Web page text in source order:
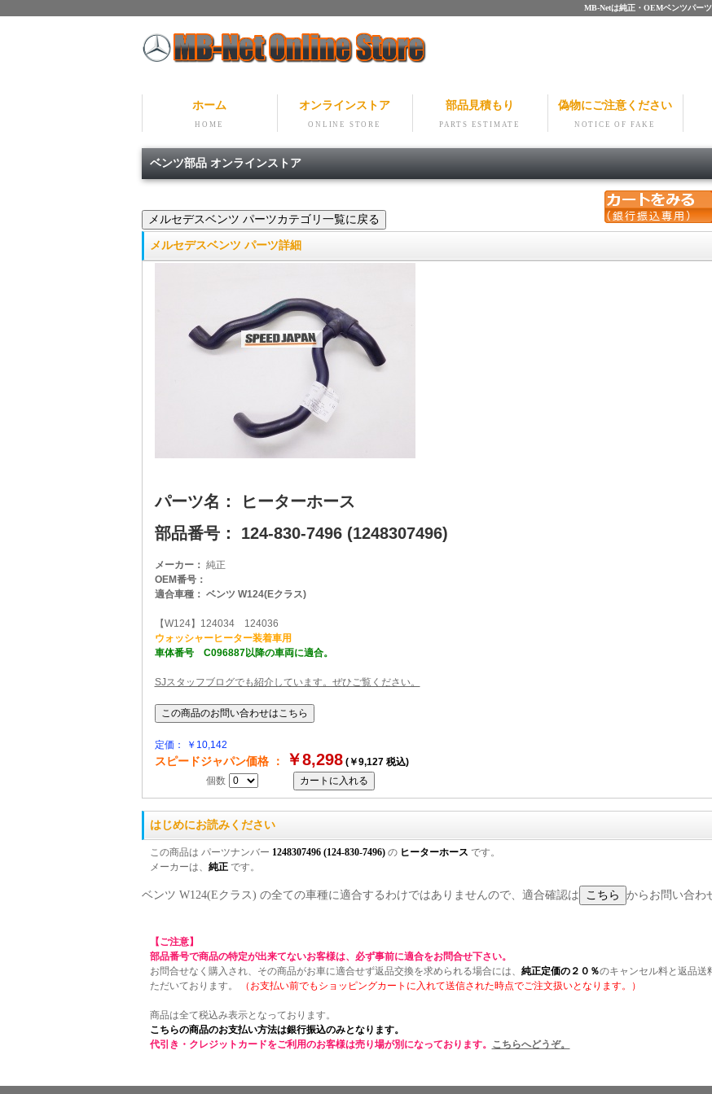
MB-Netは純正・OEMベンツパー
ホーム
HOME
オンラインストア
ONLINE STORE
部品見積もり
PARTS ESTIMATE
偽物にご注意ください
NOTICE OF FAKE
ベンツ部品 オンラインストア
メルセデスベンツ パーツ詳細
パーツ名： ヒーターホース
部品番号： 124-830-7496 (1248307496)
メーカー： 純正
OEM番号：
適合車種： ベンツ W124(Eクラス)
【W124】124034 124036
ウォッシャーヒーター装着車用
車体番号 C096887以降の車両に適合。
SJスタッフブログでも紹介しています。ぜひご覧ください。
定価： ￥10,142
スピードジャパン価格 ： ￥8,298(￥9,127 税込)
個数
はじめにお読みください
この商品は パーツナンバー 1248307496 (124-830-7496)の ヒーターホース です。
メーカーは、 純正です。
ベンツ W124(Eクラス) の全ての車種に適合するわけではありませんので、適合確認は からお問い合わ
【ご注意】
部品番号で商品の特定が出来てないお客様は、必ず事前に適合をお問合せ下さい。
お問合せなく購入され、その商品がお車に適合せず返品交換を求められる場合には、 純正定価の２０％のキャンセル料と返品送
ただいております。
（お支払い前でもショッピングカートに入れて送信された時点でご注文扱いとなります。）
商品は全て税込み表示となっております。
こちらの商品のお支払い方法は銀行振込のみとなります。
代引き・クレジットカードをご利用のお客様は売り場が別になっております。 こちらへどうぞ。